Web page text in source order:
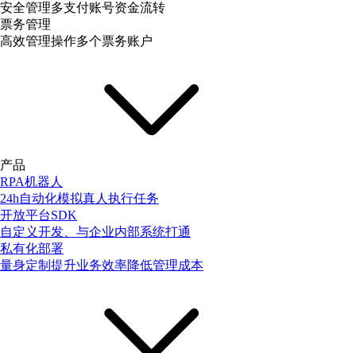
安全管理多支付账号资金流转
票务管理
高效管理操作多个票务账户
产品
RPA机器人
24h自动化模拟真人执行任务
开放平台SDK
自定义开发、与企业内部系统打通
私有化部署
量身定制提升业务效率降低管理成本